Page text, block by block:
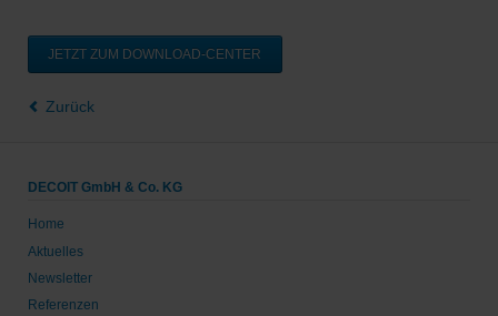
JETZT ZUM DOWNLOAD-CENTER
Zurück
DECOIT GmbH & Co. KG
Home
Aktuelles
Newsletter
Referenzen